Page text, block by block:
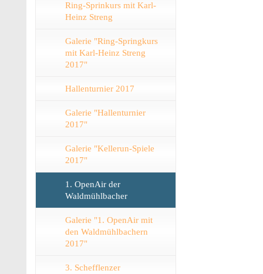
Ring-Sprinkurs mit Karl-
Heinz Streng
Galerie "Ring-Springkurs
mit Karl-Heinz Streng
2017"
Hallenturnier 2017
Galerie "Hallenturnier
2017"
Galerie "Kellerun-Spiele
2017"
1. OpenAir der
Waldmühlbacher
Galerie "1. OpenAir mit
den Waldmühlbachern
2017"
3. Schefflenzer